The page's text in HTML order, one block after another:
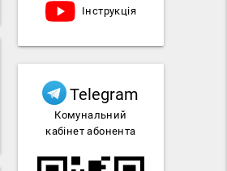
Інструкція
Telegram
Комунальний
кабінет абонента